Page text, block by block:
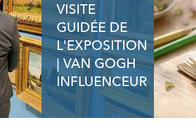
VISITE
GUIDÉE DE
L'EXPOSITION
| VAN GOGH
INFLUENCEUR